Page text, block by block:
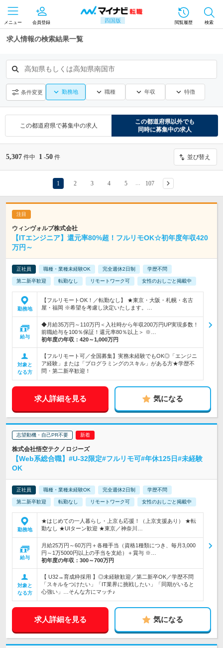
四国版
メニュー 会員登録 閲覧履歴 検索
求人情報の検索結果一覧
高知県もしくは高知県南国市
条件変更 勤務地 職種 年収 特徴
この都道府県で募集中の求人
この都道府県以外でも
同時に募集中の求人
5,307 件中 1 -50 件 並び替え
1 2 3 4 5 107
ウィンヴォルブ株式会社
【ITエンジニア】還元率80%超！フルリモOK☆初年度年収420
万円～
正社員 職種・業種未経験OK 完全週休2日制 学歴不問
第二新卒歓迎 転勤なし リモートワーク可 女性のおしごと掲載中
勤務地
【フルリモートOK！／転勤なし】 ★東京・大阪・札幌・名古
屋・福岡 ※希望を考慮し決定いたします。…
給与
◆月給35万円～110万円＜入社時から年収200万円UP実現多数！
前職給与を100％保証！還元率80％以上＞ ※…
初年度の年収： 420～1,000万円
対象と
なる方
【フルリモート可／全国募集】実務未経験でもOK◎「エンジニ
ア経験」または「プログラミングのスキル」がある方★学歴不
問・第二新卒歓迎！
求人詳細を見る 気になる
志望動機・自己PR不要
株式会社悟空テクノロジーズ
【Web系総合職】#U-32限定#フルリモ可#年休125日#未経験
OK
正社員 職種・業種未経験OK 完全週休2日制 学歴不問
第二新卒歓迎 転勤なし リモートワーク可 女性のおしごと掲載中
勤務地
★はじめての一人暮らし・上京も応援！（上京支援あり） ★転
勤なし ★UIターン歓迎 ★東京／神奈川…
給与
月給25万円～60万円＋各種手当（資格1種類につき、毎月3,000
円～1万5000円以上の手当を支給）＋賞与 ※…
初年度の年収： 300～700万円
対象と
なる方
【 U32→育成枠採用 】◎未経験歓迎／第二新卒OK／学歴不問
「スキルをつけたい」「IT業界に挑戦したい」「同期がいると
心強い」…そんな方にマッチ♪
求人詳細を見る 気になる